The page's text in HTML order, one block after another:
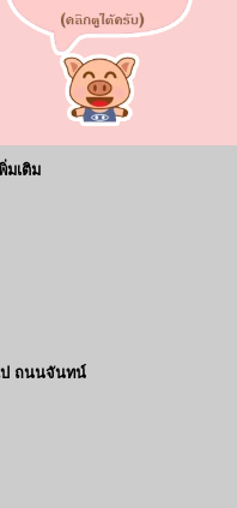
มเติม
ป ถนนจันทน์